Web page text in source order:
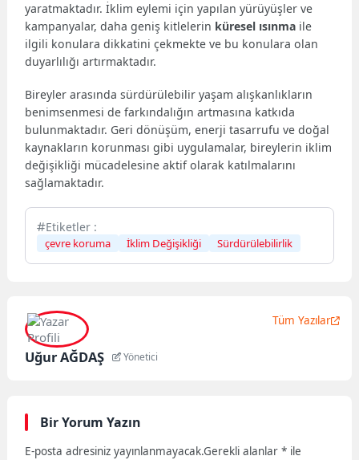
yaratmaktadır. İklim eylemi için yapılan yürüyüşler ve
kampanyalar, daha geniş kitlelerin küresel ısınma ile
ilgili konulara dikkatini çekmekte ve bu konulara olan
duyarlılığı artırmaktadır.
Bireyler arasında sürdürülebilir yaşam alışkanlıkların
benimsenmesi de farkındalığın artmasına katkıda
bulunmaktadır. Geri dönüşüm, enerji tasarrufu ve doğal
kaynakların korunması gibi uygulamalar, bireylerin iklim
değişikliği mücadelesine aktif olarak katılmalarını
sağlamaktadır.
Etiketler :
çevre koruma İklim Değişikliği Sürdürülebilirlik
Uğur AĞDAŞ Yönetici
Tüm Yazılar
Bir Yorum Yazın
E-posta adresiniz yayınlanmayacak.Gerekli alanlar* ile